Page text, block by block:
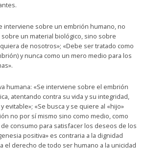
interviene sobre un embrión humano, no
un material biológico, sino sobre
de nosotros»; «Debe ser tratado como
y nunca como un mero medio para los
humana: «Se interviene sobre el embrión
atentando contra su vida y su integridad,
evitable»; «Se busca y se quiere al «hijo»
no por sí mismo sino como medio, como
consumo para satisfacer los deseos de los
positiva» es contraria a la dignidad
el derecho de todo ser humano a la unicidad